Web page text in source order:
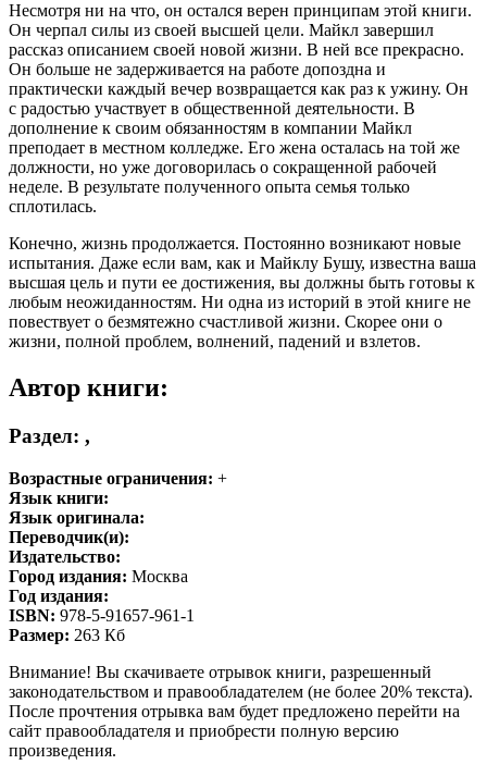
Несмотря ни на что, он остался верен принципам этой книги.
Он черпал силы из своей высшей цели. Майкл завершил
рассказ описанием своей новой жизни. В ней все прекрасно.
Он больше не задерживается на работе допоздна и
практически каждый вечер возвращается как раз к ужину. Он
с радостью участвует в общественной деятельности. В
дополнение к своим обязанностям в компании Майкл
преподает в местном колледже. Его жена осталась на той же
должности, но уже договорилась о сокращенной рабочей
неделе. В результате полученного опыта семья только
сплотилась.
Конечно, жизнь продолжается. Постоянно возникают новые
испытания. Даже если вам, как и Майклу Бушу, известна ваша
высшая цель и пути ее достижения, вы должны быть готовы к
любым неожиданностям. Ни одна из историй в этой книге не
повествует о безмятежно счастливой жизни. Скорее они о
жизни, полной проблем, волнений, падений и взлетов.
Автор книги:
Раздел: ,
Возрастные ограничения: +
Язык книги:
Язык оригинала:
Переводчик(и):
Издательство:
Город издания: Москва
Год издания:
ISBN: 978-5-91657-961-1
Размер: 263 Кб
Внимание! Вы скачиваете отрывок книги, разрешенный
законодательством и правообладателем (не более 20% текста).
После прочтения отрывка вам будет предложено перейти на
сайт правообладателя и приобрести полную версию
произведения.